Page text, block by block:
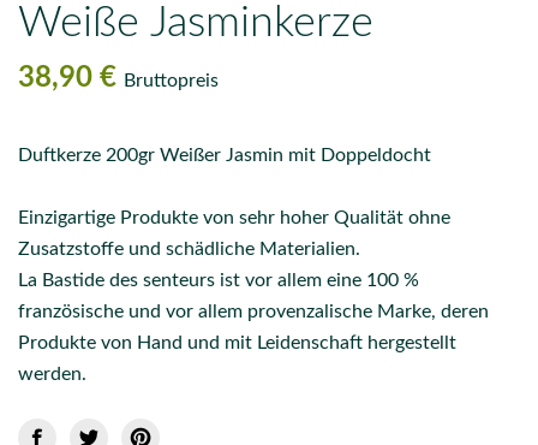
Weiße Jasminkerze
38,90 € Bruttopreis
Duftkerze 200gr Weißer Jasmin mit Doppeldocht
Einzigartige Produkte von sehr hoher Qualität ohne
Zusatzstoffe und schädliche Materialien.
La Bastide des senteurs ist vor allem eine 100 %
französische und vor allem provenzalische Marke, deren
Produkte von Hand und mit Leidenschaft hergestellt
werden.